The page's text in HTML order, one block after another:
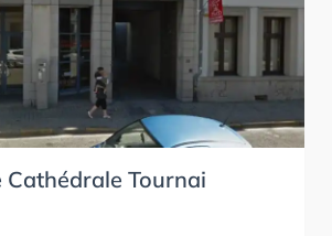
Tournai